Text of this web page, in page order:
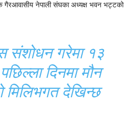
गैरआवासीय नेपाली संघका अध्यक्ष भवन भट्टको
संशोधन गरेमा १३
दिनमा मौन
देखिन्छ